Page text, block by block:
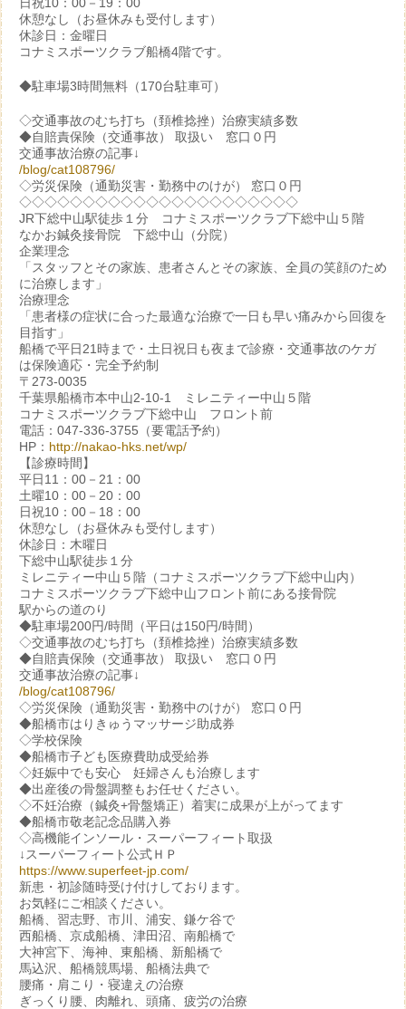
休憩なし（お昼休みも受付します）
休診日：金曜日
コナミスポーツクラブ船橋4階です。
◆駐車場3時間無料（170台駐車可）
◇交通事故のむち打ち（頚椎捻挫）治療実績多数
◆自賠責保険（交通事故） 取扱い 窓口０円
交通事故治療の記事↓
/blog/cat108796/
◇労災保険（通勤災害・勤務中のけが） 窓口０円
◇◇◇◇◇◇◇◇◇◇◇◇◇◇◇◇◇◇◇◇◇◇
JR下総中山駅徒歩１分 コナミスポーツクラブ下総中山５階
なかお鍼灸接骨院 下総中山（分院）
企業理念
「スタッフとその家族、患者さんとその家族、全員の笑顔のため
に治療します」
治療理念
「患者様の症状に合った最適な治療で一日も早い痛みから回復を
目指す」
船橋で平日21時まで・土日祝日も夜まで診療・交通事故のケガ
は保険適応・完全予約制
〒273-0035
千葉県船橋市本中山2-10-1 ミレニティー中山５階
コナミスポーツクラブ下総中山 フロント前
電話：047-336-3755（要電話予約）
HP： http://nakao-hks.net/wp/
【診療時間】
平日11：00－21：00
土曜10：00－20：00
日祝10：00－18：00
休憩なし（お昼休みも受付します）
休診日：木曜日
下総中山駅徒歩１分
ミレニティー中山５階（コナミスポーツクラブ下総中山内）
コナミスポーツクラブ下総中山フロント前にある接骨院
駅からの道のり
◆駐車場200円/時間（平日は150円/時間）
◇交通事故のむち打ち（頚椎捻挫）治療実績多数
◆自賠責保険（交通事故） 取扱い 窓口０円
交通事故治療の記事↓
/blog/cat108796/
◇労災保険（通勤災害・勤務中のけが） 窓口０円
◆船橋市はりきゅうマッサージ助成券
◇学校保険
◆船橋市子ども医療費助成受給券
◇妊娠中でも安心 妊婦さんも治療します
◆出産後の骨盤調整もお任せください。
◇不妊治療（鍼灸+骨盤矯正）着実に成果が上がってます
◆船橋市敬老記念品購入券
◇高機能インソール・スーパーフィート取扱
↓スーパーフィート公式ＨＰ
https://www.superfeet-jp.com/
新患・初診随時受け付けしております。
お気軽にご相談ください。
船橋、習志野、市川、浦安、鎌ケ谷で
西船橋、京成船橋、津田沼、南船橋で
大神宮下、海神、東船橋、新船橋で
馬込沢、船橋競馬場、船橋法典で
腰痛・肩こり・寝違えの治療
ぎっくり腰、肉離れ、頭痛、疲労の治療